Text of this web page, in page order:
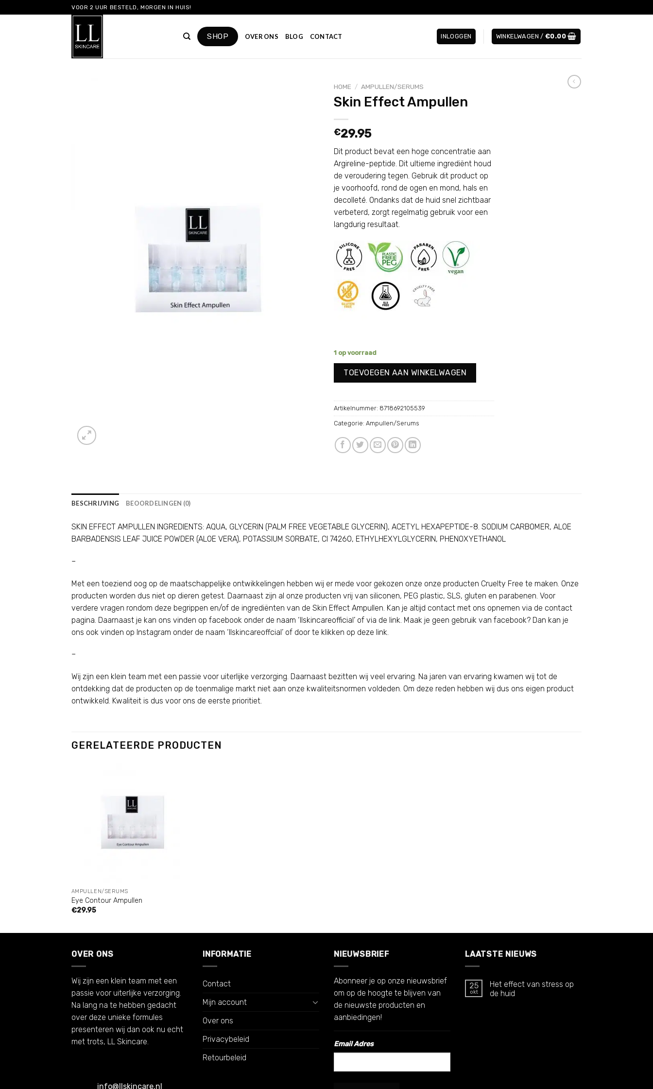
to
VOOR 2 UUR BESTELD, MORGEN IN HUIS!
SHOP OVER ONS BLOG CONTACT INLOGGEN WINKELWAGEN /€0.00
HOME / AMPULLEN/SERUMS
Skin Effect Ampullen
€29.95
Dit product bevat een hoge concentratie aan
Argireline-peptide. Dit ultieme ingrediënt houd
de veroudering tegen. Gebruik dit product op
je voorhoofd, rond de ogen en mond, hals en
decolleté. Ondanks dat de huid snel zichtbaar
verbeterd, zorgt regelmatig gebruik voor een
langdurig resultaat.
1 op voorraad
TOEVOEGEN AAN WINKELWAGEN
Artikelnummer: 8718692105539
Categorie: Ampullen/Serums
BESCHRIJVING BEOORDELINGEN (0)
SKIN EFFECT AMPULLEN INGREDIENTS: AQUA, GLYCERIN (PALM FREE VEGETABLE GLYCERIN), ACETYL HEXAPEPTIDE-8. SODIUM CARBOMER, ALOE
BARBADENSIS LEAF JUICE POWDER (ALOE VERA), POTASSIUM SORBATE, CI 74260, ETHYLHEXYLGLYCERIN, PHENOXYETHANOL
–
Met een toeziend oog op de maatschappelijke ontwikkelingen hebben wij er mede voor gekozen onze onze producten Cruelty Free te maken. Onze
producten worden dus niet op dieren getest. Daarnaast zijn al onze producten vrij van siliconen, PEG plastic, SLS, gluten en parabenen. Voor
verdere vragen rondom deze begrippen en/of de ingrediënten van de Skin Effect Ampullen. Kan je altijd contact met ons opnemen via de contact
pagina . Daarnaast je kan ons vinden op facebook onder de naam ‘llskincareofficial’ of via de link . Maak je geen gebruik van facebook? Dan kan je
ons ook vinden op Instagram onder de naam ‘llskincareoffcial’ of door te klikken op deze link
–
Wij zijn een klein team met een passie voor uiterlijke verzorging. Daarnaast bezitten wij veel ervaring. Na jaren van ervaring kwamen wij tot de
ontdekking dat de producten op de toenmalige markt niet aan onze kwaliteitsnormen voldeden. Om deze reden hebben wij dus ons eigen product
ontwikkeld. Kwaliteit is dus voor ons de eerste prioritiet.
GERELATEERDE PRODUCTEN
AMPULLEN/SERUMS
Eye Contour Ampullen
€29.95
OVER ONS
Wij zijn een klein team met een
passie voor uiterlijke verzorging.
Na lang na te hebben gedacht
over deze unieke formules
presenteren wij dan ook nu echt
met trots, LL Skincare.
info@llskincare.nl
INFORMATIE
Contact
Mijn account
Over ons
Privacybeleid
Retourbeleid
NIEUWSBRIEF
Abonneer je op onze nieuwsbrief
om op de hoogte te blijven van
de nieuwste producten en
aanbiedingen!
Email Adres
LAATSTE NIEUWS
25
okt
Het effect van stress op
de huid